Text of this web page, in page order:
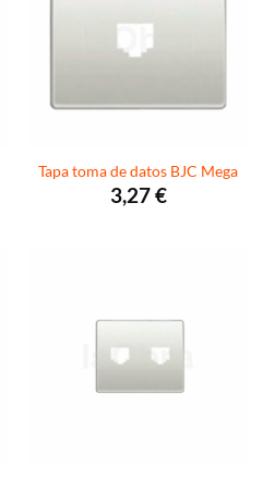
Tapa toma de datos BJC Mega
3,27€